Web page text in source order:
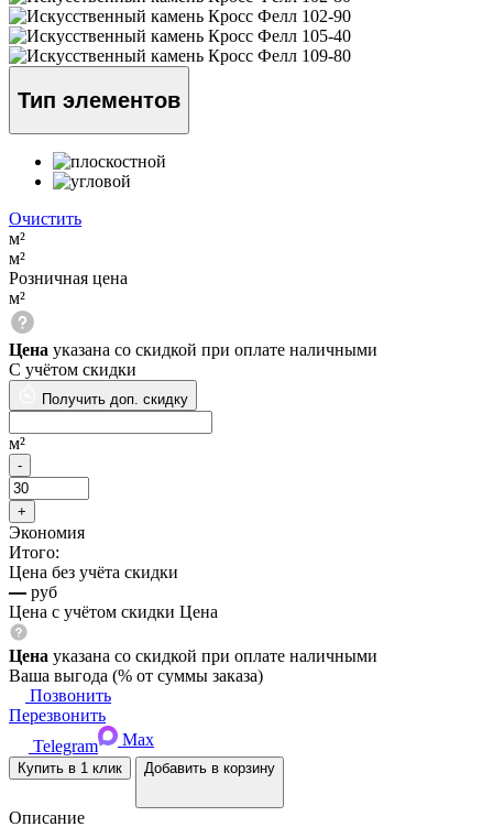
Тип элементов
Очистить
м²
м²
Розничная цена
м²
Цена указана со скидкой при оплате наличными
С учётом скидки
Получить доп. скидку
м²
Экономия
Итого:
Цена без учёта скидки
— руб
Цена с учётом скидки Цена
Цена указана со скидкой при оплате наличными
Ваша выгода (% от суммы заказа)
Позвонить
Перезвонить
Telegram
Max
Купить в 1 клик Добавить в корзину
Описание